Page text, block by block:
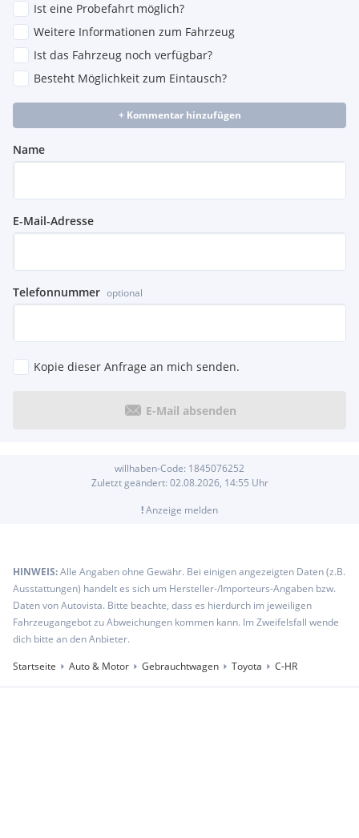
Ist eine Probefahrt möglich?
Weitere Informationen zum Fahrzeug
Ist das Fahrzeug noch verfügbar?
Besteht Möglichkeit zum Eintausch?
+ Kommentar hinzufügen
Name
E-Mail-Adresse
Telefonnummer optional
Kopie dieser Anfrage an mich senden.
E-Mail absenden
willhaben-Code: 1845076252
Zuletzt geändert: 02.08.2026, 14:55 Uhr
!Anzeige melden
HINWEIS:Alle Angaben ohne Gewähr. Bei einigen angezeigten Daten (z.B.
Ausstattungen) handelt es sich um Hersteller-/Importeurs-Angaben bzw.
Daten von Autovista. Bitte beachte, dass es hierdurch im jeweiligen
Fahrzeugangebot zu Abweichungen kommen kann. Im Zweifelsfall wende
dich bitte an den Anbieter.
Startseite
Auto & Motor Gebrauchtwagen Toyota C-HR